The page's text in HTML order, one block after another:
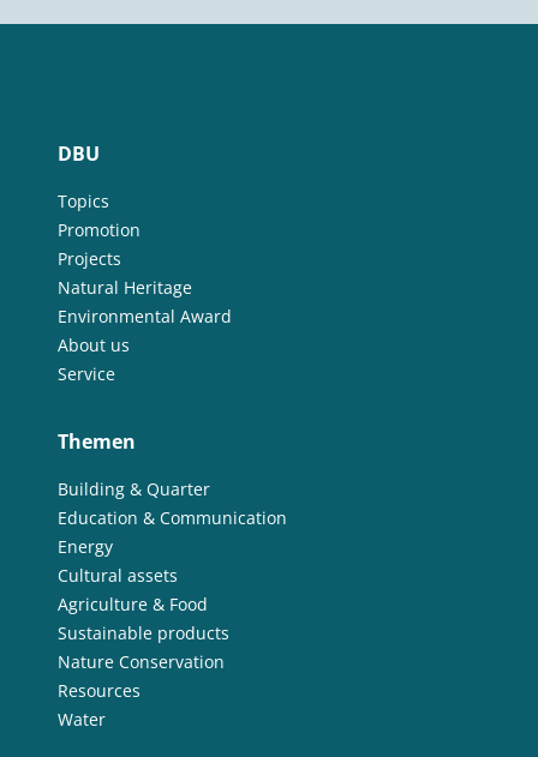
DBU
Topics
Promotion
Projects
Natural Heritage
Environmental Award
About us
Service
Themen
Building & Quarter
Education & Communication
Energy
Cultural assets
Agriculture & Food
Sustainable products
Nature Conservation
Resources
Water